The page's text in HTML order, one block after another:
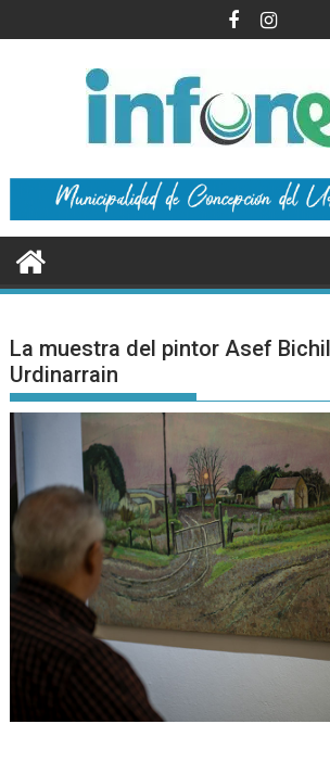
al
La muestra del pintor Asef
Urdinarrain